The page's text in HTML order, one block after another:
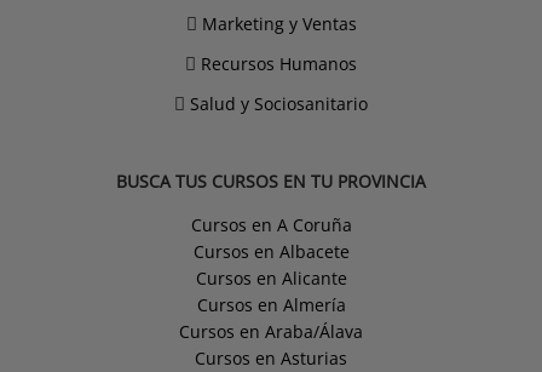
Marketing y Ventas
Recursos Humanos
Salud y Sociosanitario
BUSCA TUS CURSOS EN TU PROVINCIA
Cursos en A Coruña
Cursos en Albacete
Cursos en Alicante
Cursos en Almería
Cursos en Araba/Álava
Cursos en Asturias